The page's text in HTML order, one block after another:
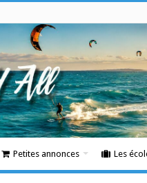
Petites annonces Les